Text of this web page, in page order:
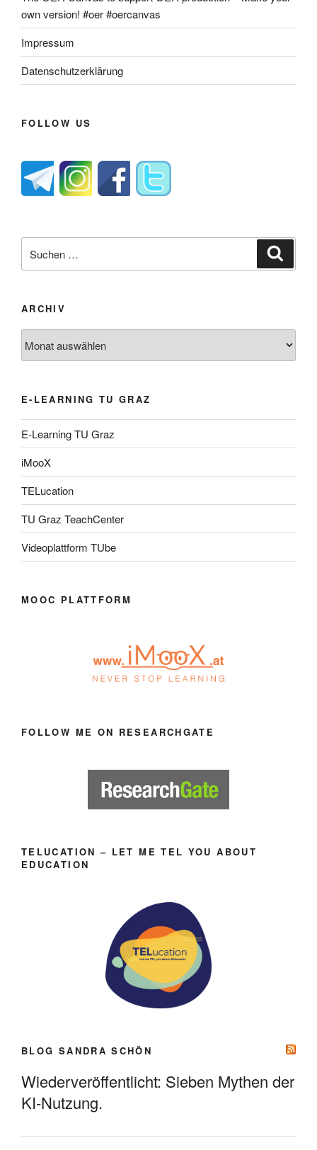
own version! #oer #oercanvas
Impressum
Datenschutzerklärung
FOLLOW US
nach:
ARCHIV
E-LEARNING TU GRAZ
E-Learning TU Graz
iMooX
TELucation
TU Graz TeachCenter
Videoplattform TUbe
MOOC PLATTFORM
FOLLOW ME ON RESEARCHGATE
TELUCATION – LET ME TEL YOU ABOUT
EDUCATION
BLOG SANDRA SCHÖN
Wiederveröffentlicht: Sieben Mythen der
KI-Nutzung.